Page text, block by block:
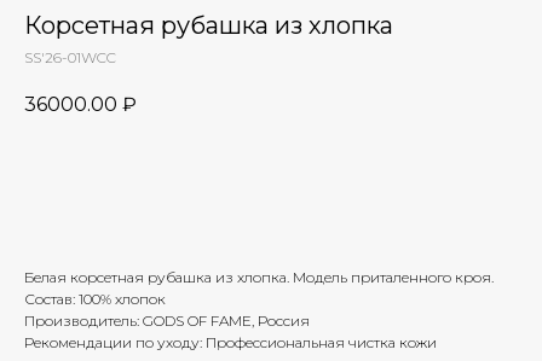
Корсетная рубашка из хлопка
SS'26-01WCC
36000.00 ₽
Белая корсетная рубашка из хлопка. Модель приталенного кроя.
Состав: 100% хлопок
Производитель: GODS OF FAME, Россия
Рекомендации по уходу: Профессиональная чистка кожи